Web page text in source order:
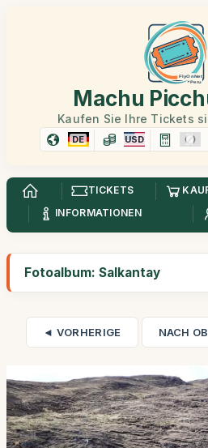
Machu
Kaufen Sie Ihre Tickets
DE USD
TICKETS
INFORMATIONEN
Fotoalbum: Salkantay
◄ VORHERIGE NACH